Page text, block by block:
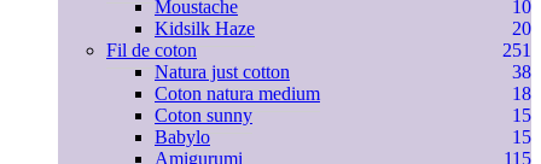
Moustache
10
Kidsilk Haze
20
Fil de coton
251
Natura just cotton
38
Coton natura medium
18
Coton sunny
15
Babylo
15
Amigurumi
115